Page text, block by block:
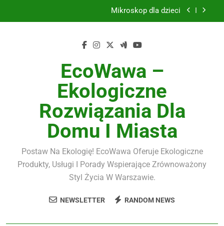
Mikroskop dla dzieci
Dywany nowoczesne
Mikroskop dla dzieci
Szkło hartowane 9H do smartfona komplet
EcoWawa –
Ekologiczne
Rozwiązania Dla
Domu I Miasta
Postaw Na Ekologię! EcoWawa Oferuje Ekologiczne
Produkty, Usługi I Porady Wspierające Zrównoważony
Styl Życia W Warszawie.
NEWSLETTER RANDOM NEWS